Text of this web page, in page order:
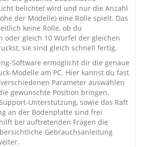
belichtet wird und nur die Anzahl
der Modelle) eine Rolle spielt. Das
keine Rolle, ob du
oder gleich 10 Würfel der gleichen
sie sind gleich schnell fertig.
Software ermöglicht dir die genaue
Modelle am PC. Hier kannst du fast
Parameter auswählen
gewünschte Position bringen.
Unterstützung, sowie das Raft
an der Bodenplatte sind frei
bei auftretenden Fragen die
Gebrauchsanleitung